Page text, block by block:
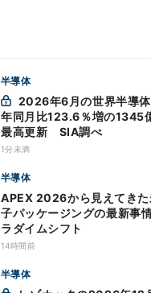
半導体
年同月比123.6％増の1345
最高更新 SIA調べ
1分未満
半導体
APEX 2026から見えてき
子パッケージングの最新事
ラダイムシフト
14時間前
半導体